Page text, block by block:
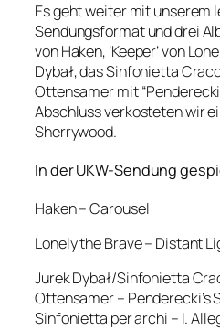
Es geht weiter mit unserem
Sendungsformat und drei
von Haken, ‘Keeper’ von
Dybał, das Sinfonietta
Ottensamer mit
Abschluss verkosteten wir
Sherrywood.
In der UKW-Sendung
Haken – Carousel
Lonely the Brave – Distant
Jurek Dybał/Sinfonietta
Ottensamer – Penderecki’s
Sinfonietta per archi – I.